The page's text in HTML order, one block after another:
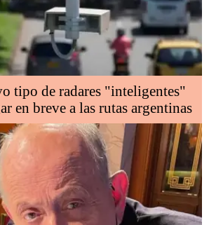
tipo de radares "inteligentes"
en breve a las rutas argentinas